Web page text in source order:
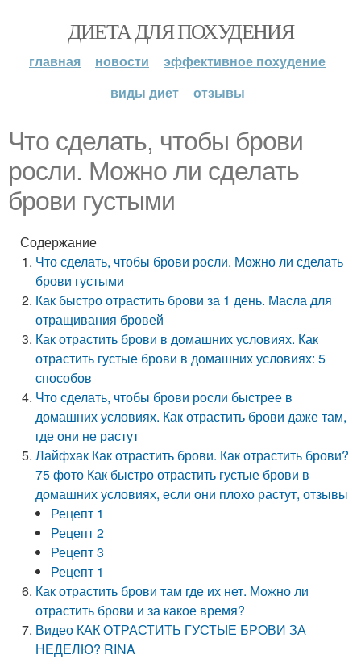
ДИЕТА ДЛЯ ПОХУДЕНИЯ
главная новости
эффективное похудение
виды диет
отзывы
Что сделать, чтобы брови
росли. Можно ли сделать
брови густыми
Содержание
Что сделать, чтобы брови росли. Можно ли сделать
брови густыми
Как быстро отрастить брови за 1 день. Масла для
отращивания бровей
Как отрастить брови в домашних условиях. Как
отрастить густые брови в домашних условиях: 5
способов
Что сделать, чтобы брови росли быстрее в
домашних условиях. Как отрастить брови даже там,
где они не растут
Лайфхак Как отрастить брови. Как отрастить брови?
75 фото Как быстро отрастить густые брови в
домашних условиях, если они плохо растут, отзывы
Рецепт 1
Рецепт 2
Рецепт 3
Рецепт 1
Как отрастить брови там где их нет. Можно ли
отрастить брови и за какое время?
Видео КАК ОТРАСТИТЬ ГУСТЫЕ БРОВИ ЗА
НЕДЕЛЮ? RINA